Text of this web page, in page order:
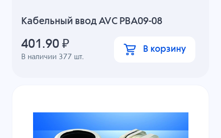
Кабельный ввод AVC PBA09-08
В наличии 377 шт.
401.90 ₽ В корзину